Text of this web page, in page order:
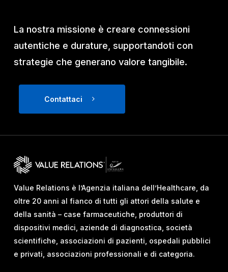
La nostra missione è creare connessioni
autentiche e durature, supportandoti con
strategie che generano valore tangibile.
Contattaci
Value Relations è l’Agenzia italiana dell’Healthcare, da
oltre 20 anni al fianco di tutti gli attori della salute e
della sanità – case farmaceutiche, produttori di
dispositivi medici, aziende di diagnostica, società
scientifiche, associazioni di pazienti, ospedali pubblici
e privati, associazioni professionali e di categoria.